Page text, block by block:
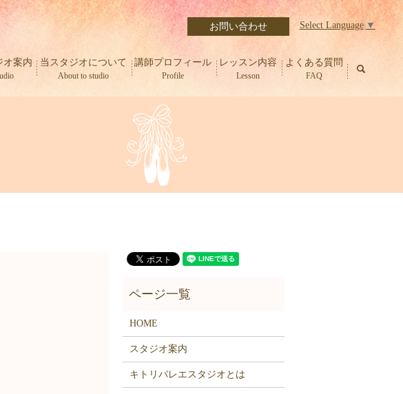
Select Language ▼
お問い合わせ
オ案内 当スタジオについて
About to studio
講師プロフィール
Profile
レッスン内容
Lesson
よくある質問
FAQ
HOME
スタジオ案内
キトリバレエスタジオとは